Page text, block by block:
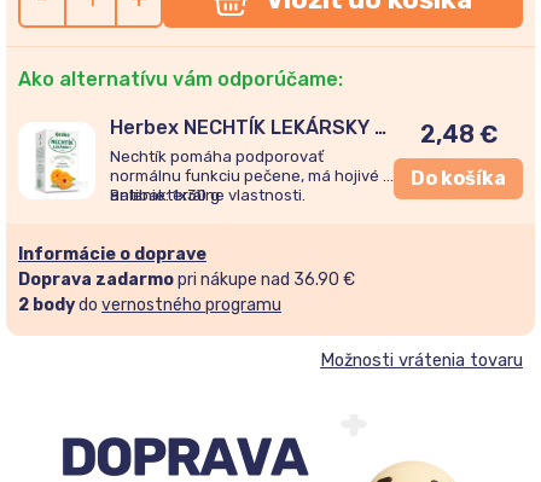
Ako alternatívu vám odporúčame:
Herbex NECHTÍK LEKÁRSKY -
KVET sypaný čaj 30g
Nechtík pomáha podporovať
normálnu funkciu pečene, má hojivé a
antibakteriálne vlastnosti.
Balenie: 1x30 g
2,48 €
Do košíka
Informácie o doprave
Doprava zadarmopri nákupe nad 36.90 €
2 bodydo vernostného programu
Možnosti vrátenia tovaru